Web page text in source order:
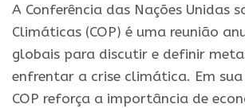
A Conferência das Nações Unidas
Climáticas (COP) é uma reunião
globais para discutir e definir
enfrentar a crise climática. Em
COP reforça a importância de